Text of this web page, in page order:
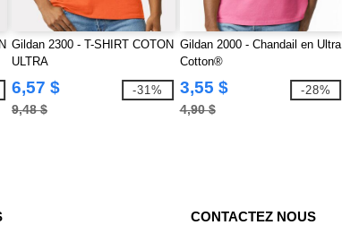
Gildan 2300 - T-SHIRT COTON
ULTRA
6,57 $
9,48 $
-31%
Gildan 2000 - Chandail en Ultra
Cotton®
3,55 $
4,90 $
-28%
CONTACTEZ NOUS